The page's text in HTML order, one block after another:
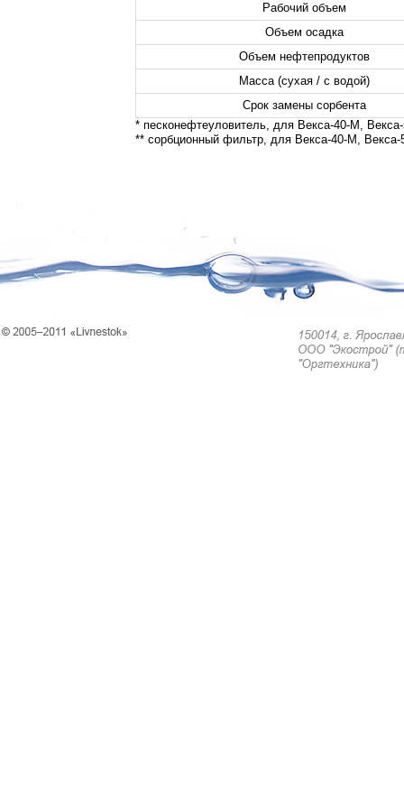
Рабочий объем
Объем осадка
Объем нефтепродуктов
Масса (сухая / с водой)
Срок замены сорбента
* песконефтеуловитель, для Векса-40-М,
** сорбционный фильтр, для Векса-40-М,